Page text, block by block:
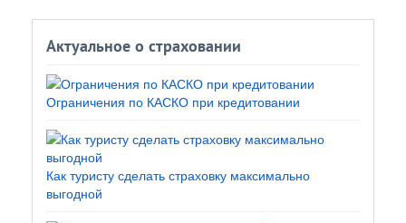
Актуальное о страховании
Ограничения по КАСКО при кредитовании
Как туристу сделать страховку максимально
выгодной